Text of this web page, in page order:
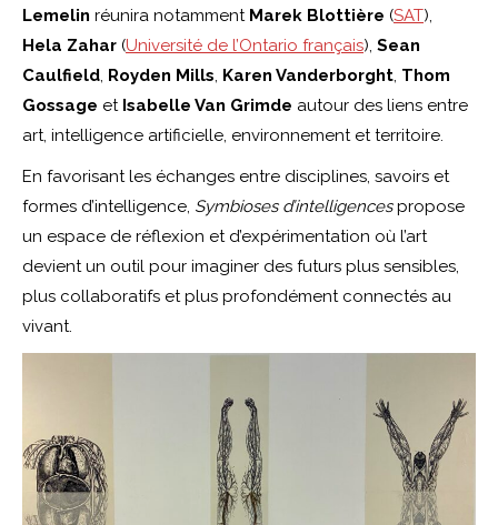
Lemelin réunira notamment Marek Blottière (SAT),
Hela Zahar (Université de l’Ontario français), Sean
Caulfield, Royden Mills, Karen Vanderborght, Thom
Gossage et Isabelle Van Grimde autour des liens entre
art, intelligence artificielle, environnement et territoire.
En favorisant les échanges entre disciplines, savoirs et
formes d’intelligence, Symbioses d’intelligencespropose
un espace de réflexion et d’expérimentation où l’art
devient un outil pour imaginer des futurs plus sensibles,
plus collaboratifs et plus profondément connectés au
vivant.